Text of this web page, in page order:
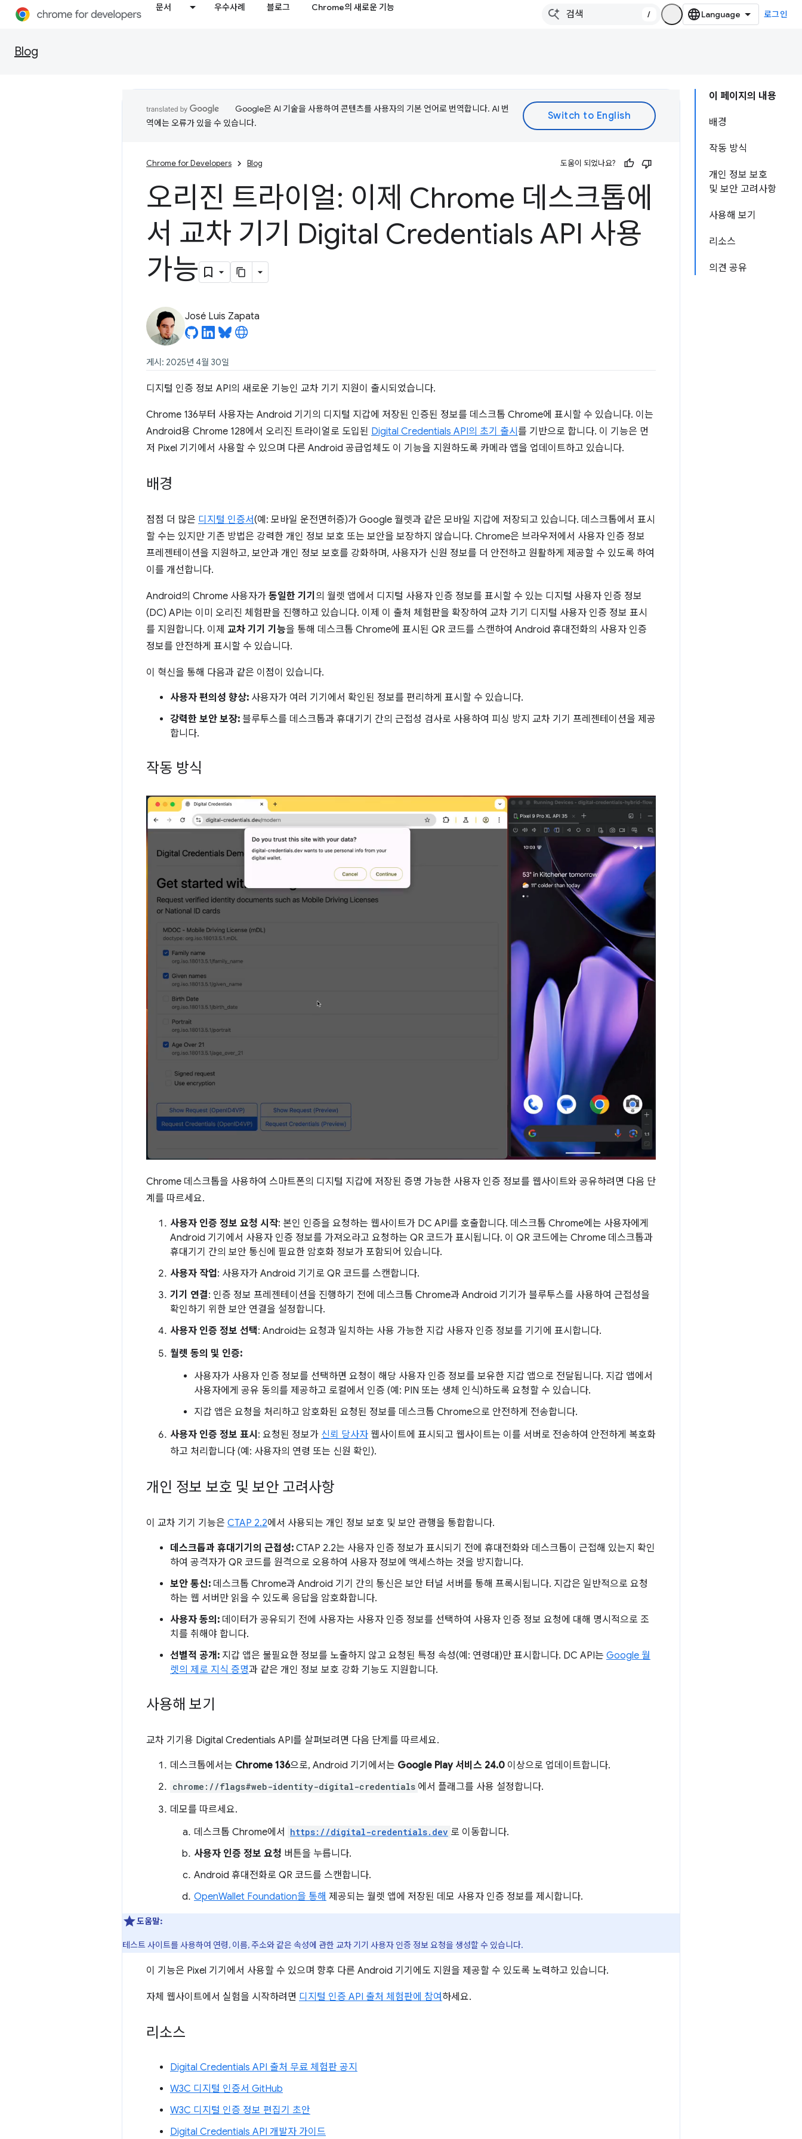
문서 우수사례 블로그 Chrome의 새로운 기능
/ 로그인
Blog
이 페이지의 내용
배경
작동 방식
개인 정보 보호
및 보안 고려사항
사용해 보기
리소스
의견 공유
Google은 AI 기술을 사용하여 콘텐츠를 사용자의 기본 언어로 번역합니다. AI 번
역에는 오류가 있을 수 있습니다.
Chrome for Developers Blog 도움이 되었나요?
오리진 트라이얼: 이제 Chrome 데스크톱에
서 교차 기기 Digital Credentials API 사용
가능
José Luis Zapata
게시: 2025년 4월 30일
디지털 인증 정보 API의 새로운 기능인 교차 기기 지원이 출시되었습니다.
Chrome 136부터 사용자는 Android 기기의 디지털 지갑에 저장된 인증된 정보를 데스크톱 Chrome에 표시할 수 있습니다. 이는
Android용 Chrome 128에서 오리진 트라이얼로 도입된 Digital Credentials API의 초기 출시 를 기반으로 합니다. 이 기능은 먼
저 Pixel 기기에서 사용할 수 있으며 다른 Android 공급업체도 이 기능을 지원하도록 카메라 앱을 업데이트하고 있습니다.
배경
점점 더 많은 디지털 인증서(예: 모바일 운전면허증)가 Google 월렛과 같은 모바일 지갑에 저장되고 있습니다. 데스크톱에서 표시
할 수는 있지만 기존 방법은 강력한 개인 정보 보호 또는 보안을 보장하지 않습니다. Chrome은 브라우저에서 사용자 인증 정보
프레젠테이션을 지원하고, 보안과 개인 정보 보호를 강화하며, 사용자가 신원 정보를 더 안전하고 원활하게 제공할 수 있도록 하여
이를 개선합니다.
Android의 Chrome 사용자가 동일한 기기 의 월렛 앱에서 디지털 사용자 인증 정보를 표시할 수 있는 디지털 사용자 인증 정보
(DC) API는 이미 오리진 체험판을 진행하고 있습니다. 이제 이 출처 체험판을 확장하여 교차 기기 디지털 사용자 인증 정보 표시
를 지원합니다. 이제 교차 기기 기능을 통해 데스크톱 Chrome에 표시된 QR 코드를 스캔하여 Android 휴대전화의 사용자 인증
정보를 안전하게 표시할 수 있습니다.
이 혁신을 통해 다음과 같은 이점이 있습니다.
사용자 편의성 향상: 사용자가 여러 기기에서 확인된 정보를 편리하게 표시할 수 있습니다.
강력한 보안 보장: 블루투스를 데스크톱과 휴대기기 간의 근접성 검사로 사용하여 피싱 방지 교차 기기 프레젠테이션을 제공
합니다.
작동 방식
Chrome 데스크톱을 사용하여 스마트폰의 디지털 지갑에 저장된 증명 가능한 사용자 인증 정보를 웹사이트와 공유하려면 다음 단
계를 따르세요.
사용자 인증 정보 요청 시작: 본인 인증을 요청하는 웹사이트가 DC API를 호출합니다. 데스크톱 Chrome에는 사용자에게
Android 기기에서 사용자 인증 정보를 가져오라고 요청하는 QR 코드가 표시됩니다. 이 QR 코드에는 Chrome 데스크톱과
휴대기기 간의 보안 통신에 필요한 암호화 정보가 포함되어 있습니다.
사용자 작업: 사용자가 Android 기기로 QR 코드를 스캔합니다.
기기 연결: 인증 정보 프레젠테이션을 진행하기 전에 데스크톱 Chrome과 Android 기기가 블루투스를 사용하여 근접성을
확인하기 위한 보안 연결을 설정합니다.
사용자 인증 정보 선택: Android는 요청과 일치하는 사용 가능한 지갑 사용자 인증 정보를 기기에 표시합니다.
월렛 동의 및 인증:
사용자가 사용자 인증 정보를 선택하면 요청이 해당 사용자 인증 정보를 보유한 지갑 앱으로 전달됩니다. 지갑 앱에서
사용자에게 공유 동의를 제공하고 로컬에서 인증 (예: PIN 또는 생체 인식)하도록 요청할 수 있습니다.
지갑 앱은 요청을 처리하고 암호화된 요청된 정보를 데스크톱 Chrome으로 안전하게 전송합니다.
사용자 인증 정보 표시 : 요청된 정보가 신뢰 당사자 웹사이트에 표시되고 웹사이트는 이를 서버로 전송하여 안전하게 복호화
하고 처리합니다 (예: 사용자의 연령 또는 신원 확인).
개인 정보 보호 및 보안 고려사항
이 교차 기기 기능은 CTAP 2.2에서 사용되는 개인 정보 보호 및 보안 관행을 통합합니다.
데스크톱과 휴대기기의 근접성: CTAP 2.2는 사용자 인증 정보가 표시되기 전에 휴대전화와 데스크톱이 근접해 있는지 확인
하여 공격자가 QR 코드를 원격으로 오용하여 사용자 정보에 액세스하는 것을 방지합니다.
보안 통신: 데스크톱 Chrome과 Android 기기 간의 통신은 보안 터널 서버를 통해 프록시됩니다. 지갑은 일반적으로 요청
하는 웹 서버만 읽을 수 있도록 응답을 암호화합니다.
사용자 동의: 데이터가 공유되기 전에 사용자는 사용자 인증 정보를 선택하여 사용자 인증 정보 요청에 대해 명시적으로 조
치를 취해야 합니다.
선별적 공개: 지갑 앱은 불필요한 정보를 노출하지 않고 요청된 특정 속성(예: 연령대)만 표시합니다. DC API는 Google 월
렛의 제로 지식 증명과 같은 개인 정보 보호 강화 기능도 지원합니다.
사용해 보기
교차 기기용 Digital Credentials API를 살펴보려면 다음 단계를 따르세요.
데스크톱에서는 Chrome 136으로, Android 기기에서는 Google Play 서비스 24.0 이상으로 업데이트합니다.
chrome://flags#web-identity-digital-credentials 에서 플래그를 사용 설정합니다.
데모를 따르세요.
데스크톱 Chrome에서
https://digital-credentials.dev 로 이동합니다.
사용자 인증 정보 요청 버튼을 누릅니다.
Android 휴대전화로 QR 코드를 스캔합니다.
OpenWallet Foundation을 통해 제공되는 월렛 앱에 저장된 데모 사용자 인증 정보를 제시합니다.
도움말:
테스트 사이트를 사용하여 연령, 이름, 주소와 같은 속성에 관한 교차 기기 사용자 인증 정보 요청을 생성할 수 있습니다.
이 기능은 Pixel 기기에서 사용할 수 있으며 향후 다른 Android 기기에도 지원을 제공할 수 있도록 노력하고 있습니다.
자체 웹사이트에서 실험을 시작하려면 디지털 인증 API 출처 체험판에 참여 하세요.
리소스
Digital Credentials API 출처 무료 체험판 공지
W3C 디지털 인증서 GitHub
W3C 디지털 인증 정보 편집기 초안
Digital Credentials API 개발자 가이드